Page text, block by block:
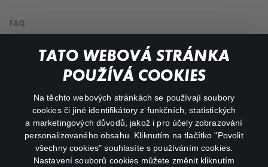
TATO WEBOVÁ STRÁNKA
POUŽÍVÁ COOKIES
Na těchto webových stránkách se používají soubory
cookies či jiné identifikátory z funkčních, statistických
a marketingových důvodů, jakož i pro účely zobrazování
personalizovaného obsahu. Kliknutím na tlačítko "Povolit
všechny cookies" souhlasíte s používáním cookies.
Nastavení souborů cookies můžete změnit kliknutím
FAQ
Můj účet
Důležité odkazy
facebookinstagram
youtube